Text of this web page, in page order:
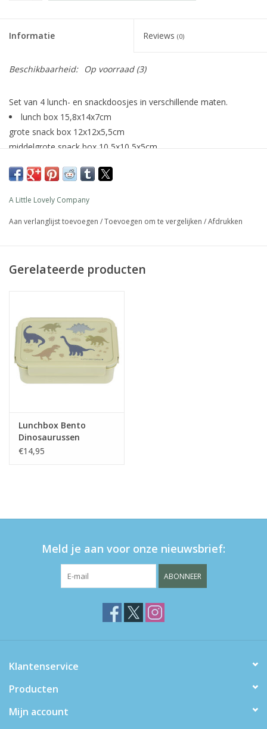
Informatie Reviews (0)
Beschikbaarheid: Op voorraad(3)
Set van 4 lunch- en snackdoosjes in verschillende maten.
lunch box 15,8x14x7cm
grote snack box 12x12x5,5cm
middelgrote snack box 10,5x10,5x5cm
door het lipje aan de zijkant van het deksel zijn de doosjes
materiaal: PP
niet geschikt voor de vaatwasser en magnetron
A Little Lovely Company
Aan verlanglijst toevoegen /Toevoegen om te vergelijken /Afdrukken
Gerelateerde producten
Lunchbox Bento
Dinosaurussen
€14,95
Meld je aan voor onze nieuwsbrief:
ABONNEER
Klantenservice
Producten
Mijn account